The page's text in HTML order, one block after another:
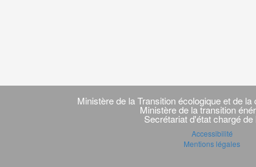
Navigation
transverseMinistère de la Transition écologique et de
Ministère de la transition
Secrétariat d'état chargé de
Accessibilité
Mentions légales